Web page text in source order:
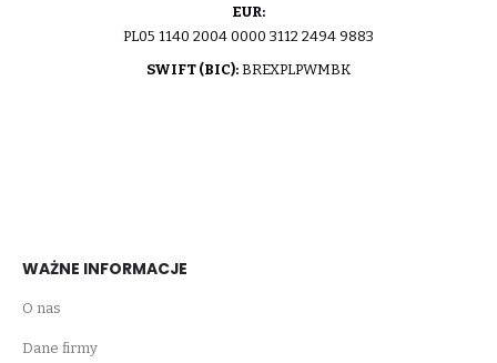
EUR:
PL05 1140 2004 0000 3112 2494 9883
SWIFT (BIC): BREXPLPWMBK
WAŻNE INFORMACJE
O nas
Dane firmy